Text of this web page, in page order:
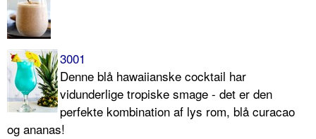
3001
Denne blå hawaiianske cocktail har
vidunderlige tropiske smage - det er den
perfekte kombination af lys rom, blå curacao
og ananas!